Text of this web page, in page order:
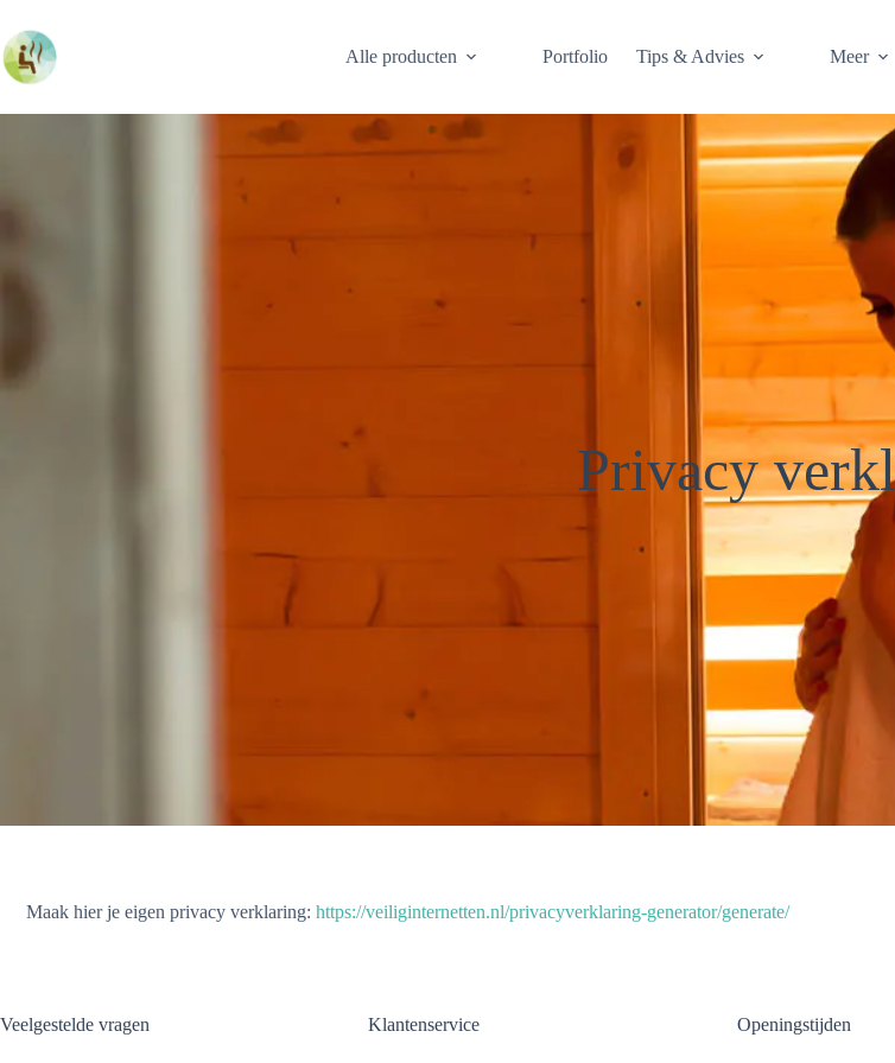
naar
de
inhoud
Alle producten Portfolio Tips & Advies Meer
Privacy
Maak hier je eigen privacy verklaring: https://veiliginternetten.nl/privacyverklaring-generator/generate/
Veelgestelde vragen Klantenservice Openingstijden